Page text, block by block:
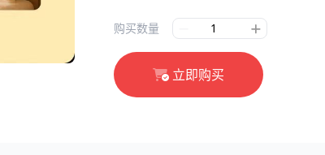
购买数量
立即购买